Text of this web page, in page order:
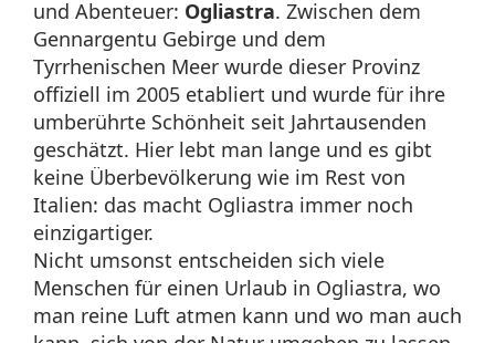
und Abenteuer: Ogliastra. Zwischen dem
Gennargentu Gebirge und dem
Tyrrhenischen Meer wurde dieser Provinz
offiziell im 2005 etabliert und wurde für ihre
umberührte Schönheit seit Jahrtausenden
geschätzt. Hier lebt man lange und es gibt
keine Überbevölkerung wie im Rest von
Italien: das macht Ogliastra immer noch
einzigartiger.
Nicht umsonst entscheiden sich viele
Menschen für einen Urlaub in Ogliastra, wo
man reine Luft atmen kann und wo man auch